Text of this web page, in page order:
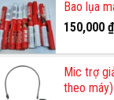
Bao lụa
150,000 ₫
Mic trợ
theo máy)